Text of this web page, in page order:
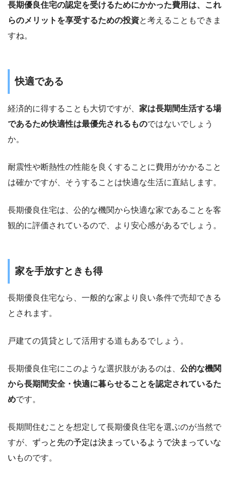
長期優良住宅の認定を受けるためにかかった費用は、これ
らのメリットを享受するための投資と考えることもできま
すね。
快適である
経済的に得することも大切ですが、 家は長期間生活する場
であるため快適性は最優先されるものではないでしょう
か。
耐震性や断熱性の性能を良くすることに費用がかかること
は確かですが、そうすることは快適な生活に直結します。
長期優良住宅は、公的な機関から快適な家であることを客
観的に評価されているので、より安心感があるでしょう。
家を手放すときも得
長期優良住宅なら、一般的な家より良い条件で売却できる
とされます。
戸建ての賃貸として活用する道もあるでしょう。
長期優良住宅にこのような選択肢があるのは、 公的な機関
から長期間安全・快適に暮らせることを認定されているた
めです。
長期間住むことを想定して長期優良住宅を選ぶのが当然で
すが、 ずっと先の予定は決まっているようで決まっていな
い ものです。